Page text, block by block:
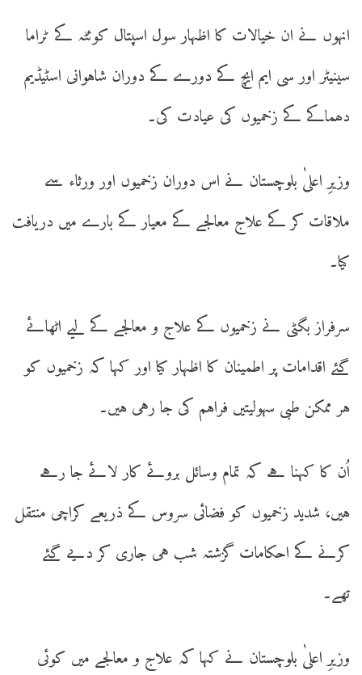
انہوں نے ان خیالات کا اظہار سول اسپتال کوئٹہ کے ٹراما
سینیٹر اور سی ایم ایچ کے دورے کے دوران شاہوانی اسٹیڈیم
دھماکے کے زخمیوں کی عیادت کی۔
وزیرِ اعلیٰ بلوچستان نے اس دوران زخمیوں اور ورثاء سے
ملاقات کر کے علاج معالجے کے معیار کے بارے میں دریافت
کیا۔
سرفراز بگٹی نے زخمیوں کے علاج و معالجے کے لیے اٹھائے
گئے اقدامات پر اطمینان کا اظہار کیا اور کہا کہ زخمیوں کو
ہر ممکن طبی سہولیتیں فراہم کی جا رہی ہیں۔
اُن کا کہنا ہے کہ تمام وسائل بروئے کار لائے جا رہے
ہیں، شدید زخمیوں کو فضائی سروس کے ذریعے کراچی منتقل
کرنے کے احکامات گزشتہ شب ہی جاری کر دیے گئے
تھے۔
وزیرِ اعلیٰ بلوچستان نے کہا کہ علاج و معالجے میں کوئی